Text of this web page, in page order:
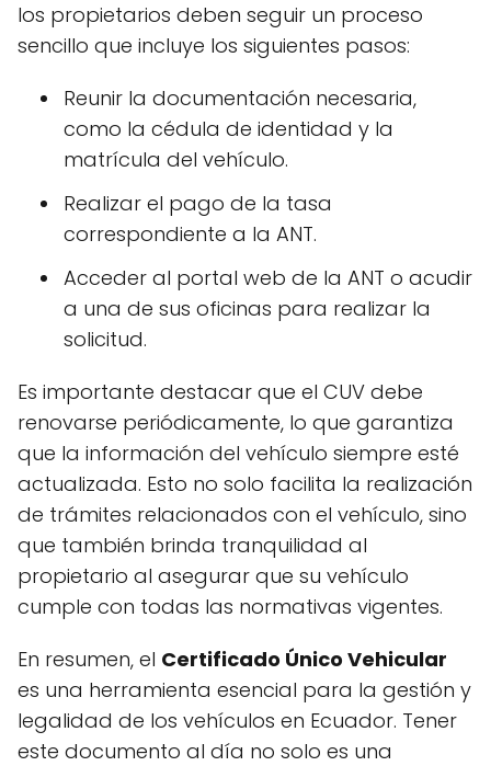
los propietarios deben seguir un proceso
sencillo que incluye los siguientes pasos:
Reunir la documentación necesaria,
como la cédula de identidad y la
matrícula del vehículo.
Realizar el pago de la tasa
correspondiente a la ANT.
Acceder al portal web de la ANT o acudir
a una de sus oficinas para realizar la
solicitud.
Es importante destacar que el CUV debe
renovarse periódicamente, lo que garantiza
que la información del vehículo siempre esté
actualizada. Esto no solo facilita la realización
de trámites relacionados con el vehículo, sino
que también brinda tranquilidad al
propietario al asegurar que su vehículo
cumple con todas las normativas vigentes.
En resumen, el Certificado Único Vehicular
es una herramienta esencial para la gestión y
legalidad de los vehículos en Ecuador. Tener
este documento al día no solo es una